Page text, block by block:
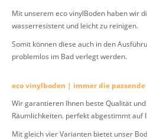
Mit unserem eco vinylBoden haben wir
wasserresistent und leicht zu reinigen.
Somit können diese auch in den
problemlos im Bad verlegt werden.
eco vinylboden | immer die
Wir garantieren Ihnen beste Qualität
Räumlichkeiten. perfekt abgestimmt auf
Mit gleich vier Varianten bietet unser